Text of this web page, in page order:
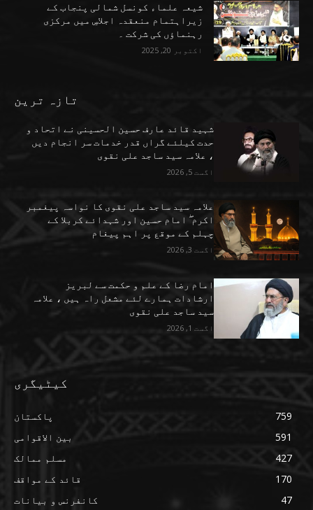
شیعہ علماء کونسل شمالی پنجاب کے
زیراہتمام منعقدہ اجلاسِ میں مرکزی
رہنماؤں کی شرکت ۔
اکتوبر 20, 2025
تازہ ترین
شہید قائد عارف حسین الحسینی نے اتحاد و
حدت کیلئے گراں قدر خدمات سر انجام دیں
، علامہ سید ساجد علی نقوی
اگست 5, 2026
علامہ سید ساجد علی نقوی کا نواسہ پیغمبر
اکرم ۖ امام حسین اور شہدائے کربلا کے
چہلم کے موقع پر اہم پیغام
اگست 3, 2026
امام رضا کے علم و حکمت سے لبریز
ارشادات ہمارے لئے مشعل راہ ہیں ، علامہ
سید ساجد علی نقوی
اگست 1, 2026
کیٹیگری
پاکستان
759
بین الاقوامی
591
مسلم ممالک
427
قائد کے مواقف
170
کانفرنس و بیانات
47